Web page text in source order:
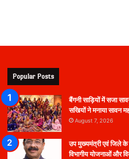
Popular Posts
बैंगनी साड़ियों में सजा
सखियों ने मनाया सावन
August 7, 2026
उप मुख्यमंत्री एवं जिले
विभागीय योजनाओं और